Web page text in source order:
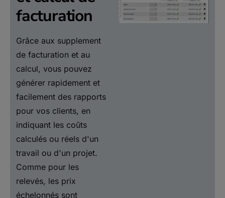
facturation
Grâce aux supplement
de facturation et au
calcul, vous pouvez
générer rapidement et
facilement des rapports
pour vos clients, en
indiquant les coûts
calculés ou réels d'un
travail ou d'un projet.
Comme pour les
relevés, les prix
échelonnés sont